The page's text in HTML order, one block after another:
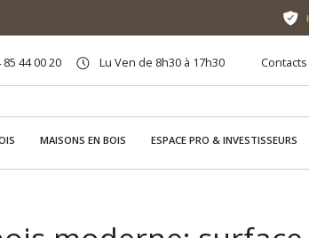
85 44 00 20 Lu Ven de 8h30 à 17h30 Contacts
MAISONS EN BOIS ESPACE PRO & INVESTISSEURS